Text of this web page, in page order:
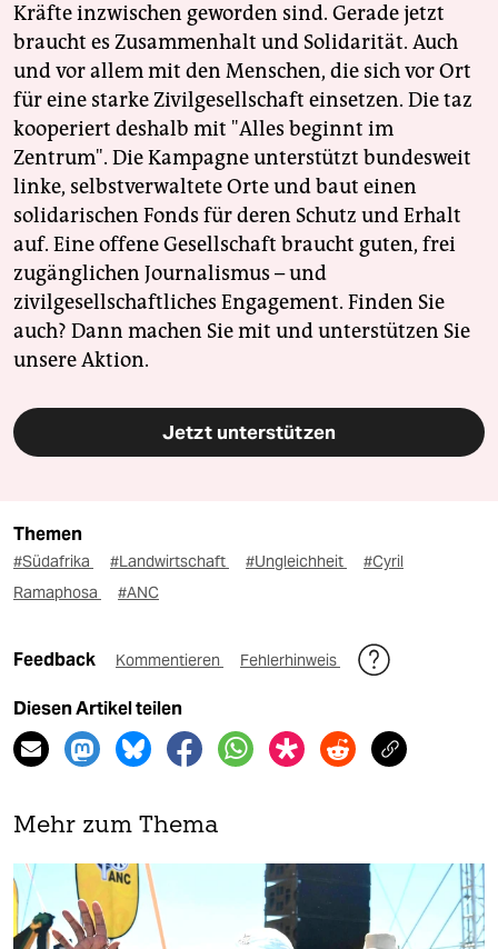
Kräfte inzwischen geworden sind. Gerade jetzt
braucht es Zusammenhalt und Solidarität. Auch
und vor allem mit den Menschen, die sich vor Ort
für eine starke Zivilgesellschaft einsetzen. Die taz
kooperiert deshalb mit "Alles beginnt im
Zentrum". Die Kampagne unterstützt bundesweit
linke, selbstverwaltete Orte und baut einen
solidarischen Fonds für deren Schutz und Erhalt
auf. Eine offene Gesellschaft braucht guten, frei
zugänglichen Journalismus – und
zivilgesellschaftliches Engagement. Finden Sie
auch? Dann machen Sie mit und unterstützen Sie
unsere Aktion.
Jetzt unterstützen
Themen
#Südafrika #Landwirtschaft #Ungleichheit
#Cyril
Ramaphosa
#ANC
Feedback Kommentieren Fehlerhinweis
Diesen Artikel teilen
Mehr zum Thema